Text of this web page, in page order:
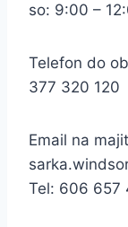
so: 9:00 –
Telefon do
377 320 120
Email na
Tel: 606 657